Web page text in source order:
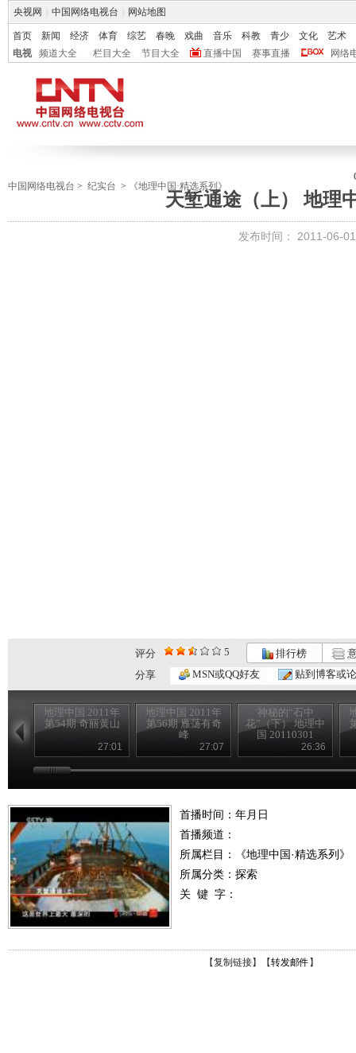
央视网 中国网络电视台 网站地图
首页 新闻 经济 体育 综艺 春晚 戏曲 音乐 科教 青少 文化
艺术
电视
频道大全 栏目大全 节目大全 直播中国 赛事直播 网络
中国网络电视台 > 纪实台 > 《地理中国·精选系列》
天堑通途（上） 地理
发布时间： 2011-06-
评分 5 排行榜
分享
MSN或QQ好友 贴到博客或
地理中国 2011年
第54期 奇丽黄山
27:01
地理中国 2011年
第56期 雁荡有奇
峰
27:07
神秘的“石中
花”（下） 地理中
国 20110301
26:36
首播时间：年月日
首播频道：
所属栏目：
《地理中国·精选系列》
所属分类：探索
关 键 字：
【复制链接】【转发邮件 】